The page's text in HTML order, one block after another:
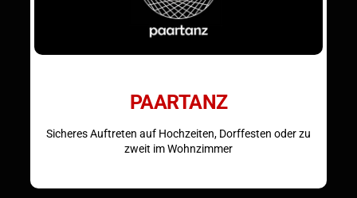
PAARTANZ
Sicheres Auftreten auf Hochzeiten, Dorffesten oder zu
zweit im Wohnzimmer